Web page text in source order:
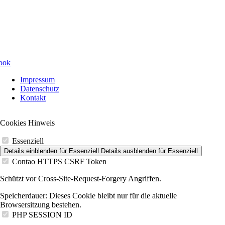
überspringen
Impressum
Datenschutz
Kontakt
Cookies Hinweis
Essenziell
Details einblenden für Essenziell Details ausblenden für Essenziell
Contao HTTPS CSRF Token
Schützt vor Cross-Site-Request-Forgery Angriffen.
Speicherdauer: Dieses Cookie bleibt nur für die aktuelle
Browsersitzung bestehen.
PHP SESSION ID